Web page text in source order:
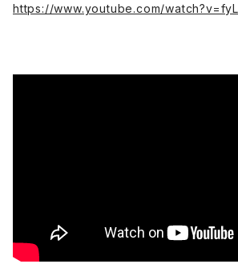
https://www.youtube.com/